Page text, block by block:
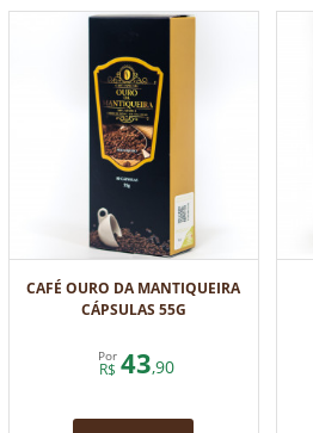
CAFÉ OURO DA MANTIQUEIRA
CÁPSULAS 55G
Por
R$ 43,90